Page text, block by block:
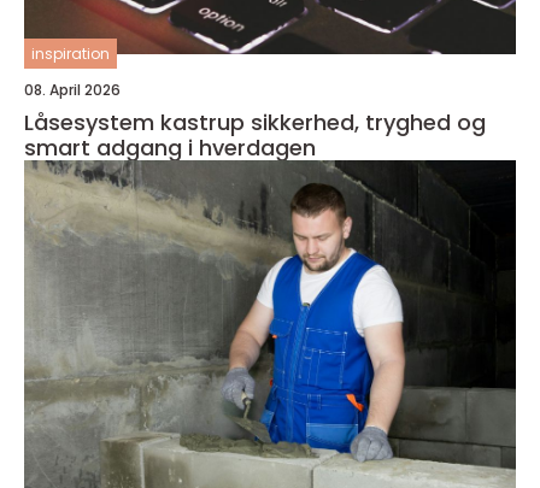
inspiration
08. April 2026
Låsesystem kastrup sikkerhed, tryghed og
smart adgang i hverdagen